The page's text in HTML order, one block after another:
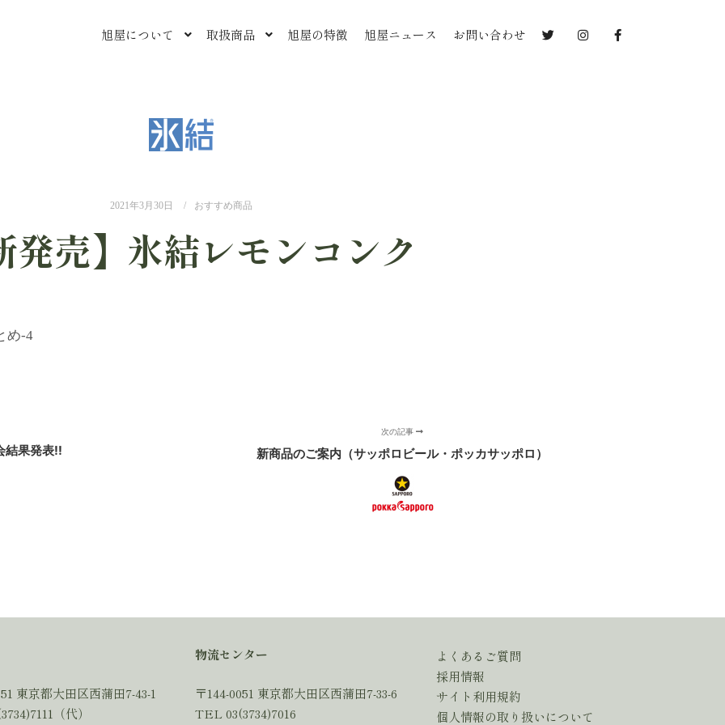
旭屋について 取扱商品 旭屋の特徴 旭屋ニュース お問い合わせ
2021年3月30日 おすすめ商品
発売】氷結レモンコンク
結果発表!!
次の記事
新商品のご案内（サッポロビール・ポッカサッポロ）
東京都大田区西蒲田7-43-1
（代）
物流センター
〒144-0051 東京都大田区西蒲田7-33-6
TEL 03(3734)7016
よくあるご質問
採用情報
サイト利用規約
個人情報の取り扱いについて